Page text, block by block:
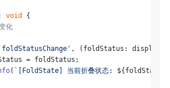
void
{
化
'foldStatusChange' , ( foldStatus:
= foldStatus;
( `[FoldState] 当前折叠状态: ${foldStatus}